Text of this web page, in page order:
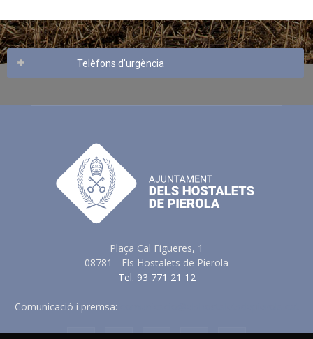
Telèfons d’urgència
Plaça Cal Figueres, 1
08781 - Els Hostalets de Pierola
Tel. 93 771 21 12
Comunicació i premsa: